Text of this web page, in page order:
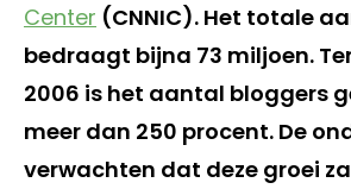
Center (CNNIC). Het totale
bedraagt bijna 73 miljoen.
2006 is het aantal bloggers
meer dan 250 procent. De
verwachten dat deze groei